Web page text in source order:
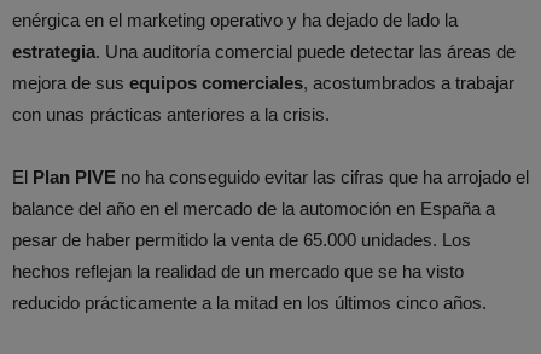
enérgica en el marketing operativo y ha dejado de lado la
estrategia. Una auditoría comercial puede detectar las áreas de
mejora de sus equipos comerciales, acostumbrados a trabajar
con unas prácticas anteriores a la crisis.
El Plan PIVE no ha conseguido evitar las cifras que ha arrojado el
balance del año en el mercado de la automoción en España a
pesar de haber permitido la venta de 65.000 unidades. Los
hechos reflejan la realidad de un mercado que se ha visto
reducido prácticamente a la mitad en los últimos cinco años.